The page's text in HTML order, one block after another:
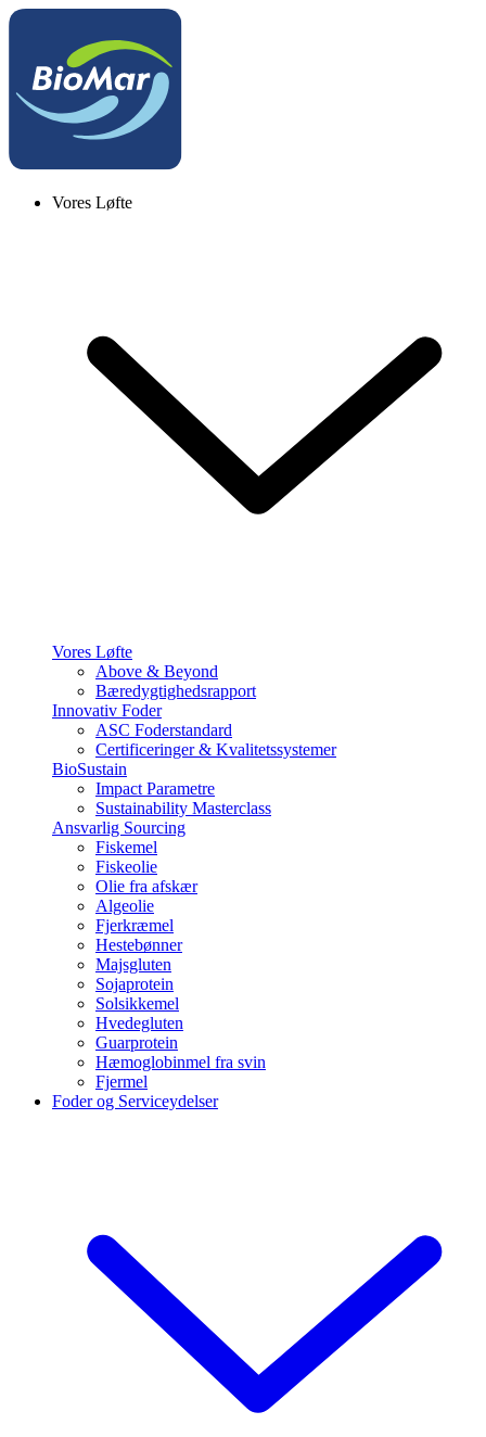
Vores Løfte
Vores Løfte
Above & Beyond
Bæredygtighedsrapport
Innovativ Foder
ASC Foderstandard
Certificeringer & Kvalitetssystemer
BioSustain
Impact Parametre
Sustainability Masterclass
Ansvarlig Sourcing
Fiskemel
Fiskeolie
Olie fra afskær
Algeolie
Fjerkræmel
Hestebønner
Majsgluten
Sojaprotein
Solsikkemel
Hvedegluten
Guarprotein
Hæmoglobinmel fra svin
Fjermel
Foder og Serviceydelser